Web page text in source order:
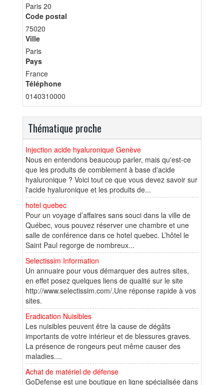
Paris 20
Code postal
75020
Ville
Paris
Pays
France
Téléphone
0140310000
Thématique proche
Injection acide hyaluronique Genève
Nous en entendons beaucoup parler, mais qu'est-ce
que les produits de comblement à base d'acide
hyaluronique ? Voici tout ce que vous devez savoir sur
l'acide hyaluronique et les produits de...
hotel quebec
Pour un voyage d’affaires sans souci dans la ville de
Québec, vous pouvez réserver une chambre et une
salle de conférence dans ce hotel quebec. L’hôtel le
Saint Paul regorge de nombreux...
Selectissim Information
Un annuaire pour vous démarquer des autres sites,
en effet posez quelques liens de qualité sur le site
http://www.selectissim.com/.Une réponse rapide à vos
sites.
Eradication Nuisibles
Les nuisibles peuvent être la cause de dégâts
importants de votre intérieur et de blessures graves.
La présence de rongeurs peut même causer des
maladies....
Achat de matériel de défense
GoDefense est une boutique en ligne spécialisée dans